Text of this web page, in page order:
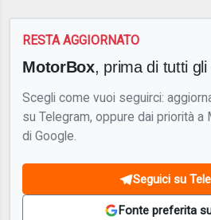
RESTA AGGIORNATO
MotorBox, prima di tutti gli
Scegli come vuoi seguirci:
su Telegram, oppure dai priorità a
di Google.
Seguici su
Fonte preferita